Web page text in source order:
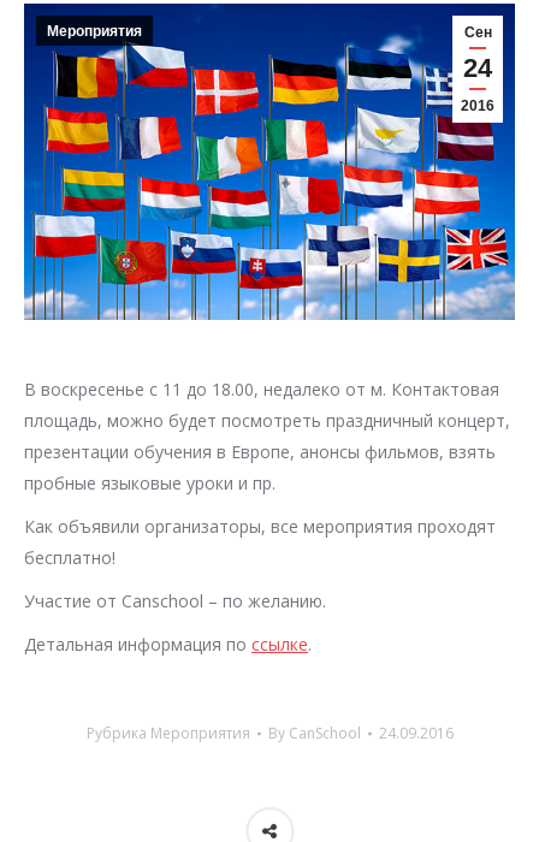
Сен
24
2016
Мероприятия
В воскресенье с 11 до 18.00, недалеко от м. Контактовая
площадь, можно будет посмотреть праздничный концерт,
презентации обучения в Европе, анонсы фильмов, взять
пробные языковые уроки и пр.
Как объявили организаторы, все мероприятия проходят
бесплатно!
Участие от Canschool – по желанию.
Детальная информация по ссылке.
Рубрика Мероприятия By CanSchool 24.09.2016